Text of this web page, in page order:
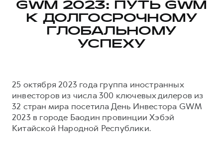
Модели
M6
от 2 049 000 ₽
JOLION
от 2 049 000 ₽
Покупателям
Конфигуратор HAVAL
Аксессуары HAVAL
Каталоги и прайс-листы
Программа «HAVAL Защита+»
Владельцам
Запись на сервис
Моторное масло
Стоимость ТО
Спецпредложения
Владельцам
О дилере
Новости
О GWM
ИНФОРМАЦИЯ О ДИЛЕРЕ
GWM 2023: ПУТЬ GWM
К ДОЛГОСРОЧНОМУ
ГЛОБАЛЬНОМУ
УСПЕХУ
25 октября 2023 года группа иностранных
инвесторов из числа 300 ключевых дилеров из
32 стран мира посетила День Инвестора GWM
2023 в городе Баодин провинции Хэбэй
Китайской Народной Республики.